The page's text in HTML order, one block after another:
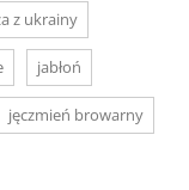
z ukrainy
jabłoń
jęczmień browarny